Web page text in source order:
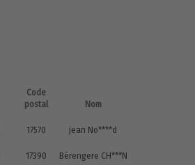
Code
postal
Nom
17570 jean No****d
17390 Bérengere CH***N